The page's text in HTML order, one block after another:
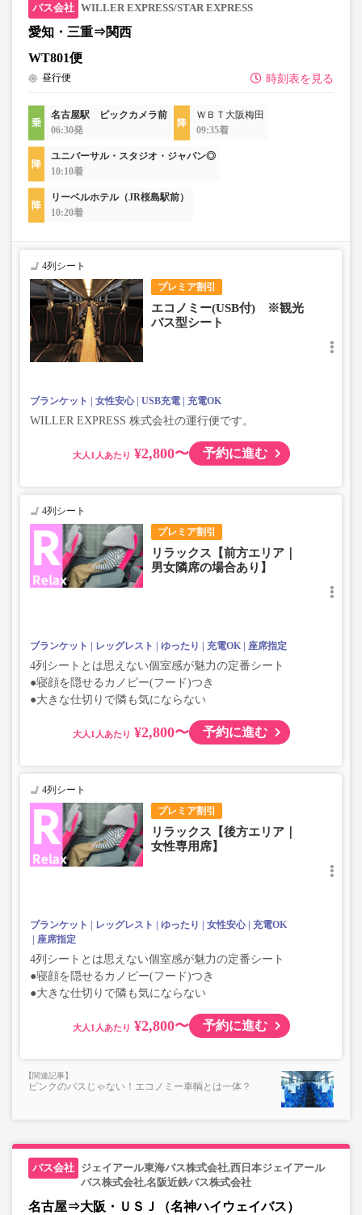
WILLER EXPRESS/STAR EXPRESS
愛知・三重⇒関西
WT801便
時刻表を見る
昼行便
名古屋駅 ビックカメラ前
06:30発
ＷＢＴ大阪梅田
09:35着
ユニバーサル・スタジオ・ジャパン◎
10:10着
リーベルホテル（JR桜島駅前）
10:20着
プレミア割引
4列シート
エコノミー(USB付) ※観光
バス型シート
ブランケット 女性安心 USB充電 充電OK
WILLER EXPRESS 株式会社の運行便です。
大人 ¥2,800〜 予約に進む
プレミア割引
4列シート
リラックス【前方エリア｜
男女隣席の場合あり】
ブランケット レッグレスト ゆったり 充電OK 座席指定
4列シートとは思えない個室感が魅力の定番シート
●寝顔を隠せるカノピー(フード)つき
●大きな仕切りで隣も気にならない
大人 ¥2,800〜 予約に進む
プレミア割引
4列シート
リラックス【後方エリア｜
女性専用席】
ブランケット レッグレスト ゆったり 女性安心
充電OK
座席指定
4列シートとは思えない個室感が魅力の定番シート
●寝顔を隠せるカノピー(フード)つき
●大きな仕切りで隣も気にならない
大人 ¥2,800〜 予約に進む
ピンクのバスじゃない！エコノミー車輌とは一体？
ジェイアール東海バス株式会社,西日本ジェイアール
バス株式会社,名阪近鉄バス株式会社
名古屋⇒大阪・ＵＳＪ（名神ハイウェイバス）